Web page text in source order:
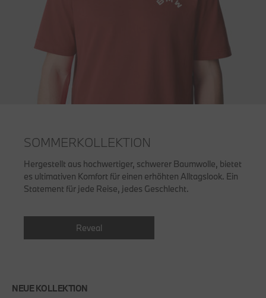
SOMMERKOLLEKTION
Hergestellt aus hochwertiger, schwerer Baumwolle, bietet
es ultimativen Komfort für einen erhöhten Alltagslook. Ein
Statement für jede Reise, jedes Geschlecht.
Reveal
NEUE KOLLEKTION